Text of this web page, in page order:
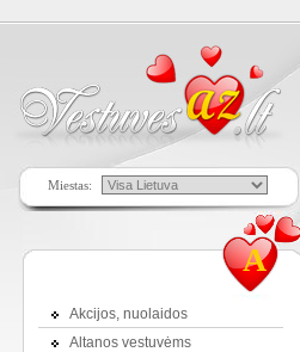
Miestas:
A
Akcijos, nuolaidos
Altanos vestuvėms